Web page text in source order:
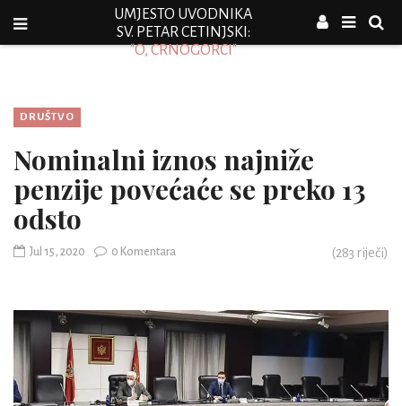
UMJESTO UVODNIKA
SV. PETAR CETINJSKI:
"O, CRNOGORCI"
DRUŠTVO
Nominalni iznos najniže
penzije povećaće se preko 13
odsto
Jul 15, 2020 0 Komentara (283 riječi)